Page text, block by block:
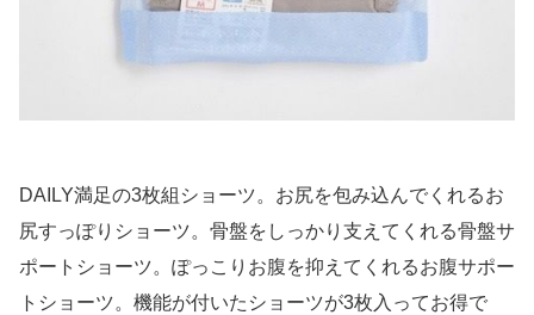
DAILY満足の3枚組ショーツ。お尻を包み込んでくれるお
尻すっぽりショーツ。骨盤をしっかり支えてくれる骨盤サ
ポートショーツ。ぽっこりお腹を抑えてくれるお腹サポー
トショーツ。機能が付いたショーツが3枚入ってお得で